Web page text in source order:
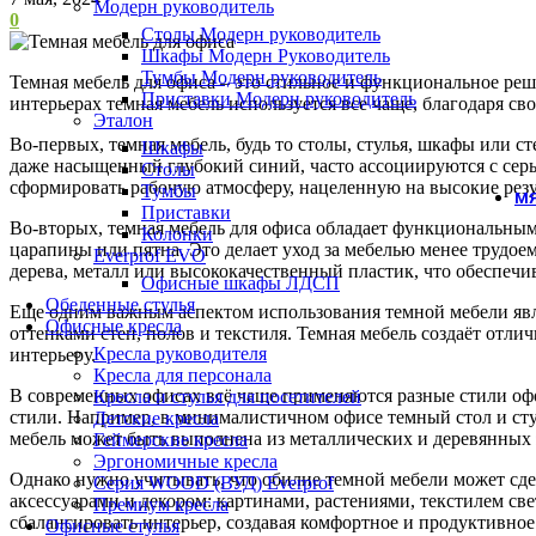
Модерн руководитель
Столы Модерн руководитель
Шкафы Модерн Руководитель
Тумбы Модерн руководитель
Приставки Модерн руководитель
Эталон
Шкафы
Столы
Тумбы
Приставки
Колонки
Everprof EVO
Офисные шкафы ЛДСП
Обеденные стулья
Офисные кресла
Кресла руководителя
Кресла для персонала
Кресла и стулья для посетителей
Детские кресла
Геймерские кресла
Эргономичные кресла
Серия WOOD (ВУД) Everprof
Премиум кресла
Офисные стулья
0
Темная мебель для офиса – это стильное и функциональное
интерьерах темная мебель используется все чаще, благодаря
Во-первых, темная мебель, будь то столы, стулья, шкафы или
даже насыщенный глубокий синий, часто ассоциируются с
сформировать рабочую атмосферу, нацеленную на высокие
Во-вторых, темная мебель для офиса обладает
царапины или пятна. Это делает уход за мебелью менее
дерева, металл или высококачественный пластик, что
Еще одним важным аспектом использования темной мебели
оттенками стен, полов и текстиля. Темная мебель создаёт
интерьеру.
В современных офисах всё чаще применяются разные стили
стили. Например, в минималистичном офисе темный стол и
мебель может быть выполнена из металлических и
Однако нужно учитывать, что обилие темной мебели может
аксессуарами и декором: картинами, растениями, текстилем
сбалансировать интерьер, создавая комфортное и